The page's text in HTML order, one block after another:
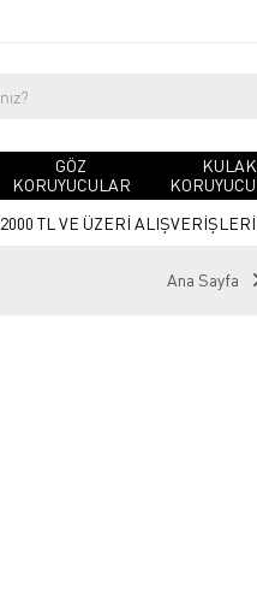
GÖZ
KORUYUCULAR
KULAK
2000 TL VE ÜZERİ
Ana Sayfa